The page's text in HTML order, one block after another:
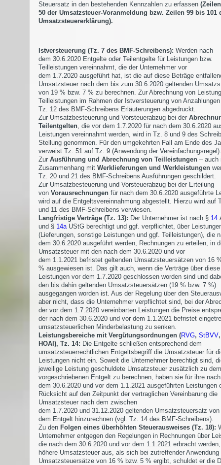
Steuersatz in den bestehenden Kennzahlen zu erfassen
50 der Umsatzsteuer-Voranmeldung bzw. Zeilen 99 bis 101
Umsatzsteuererklärung).
Istversteuerung (Tz. 7 des BMF-Schreibens): Werden nach
dem 30.6.2020 Entgelte oder Teilentgelte für Leistungen bzw.
Teilleistungen vereinnahmt, die der Unternehmer vor
dem 1.7.2020 ausgeführt hat, ist die auf diese Beträge
Umsatzsteuer nach dem bis zum 30.6.2020 geltenden
von 19 % bzw. 7 % zu berechnen. Zur Abrechnung von
Teilleistungen im Rahmen der Istversteuerung von
Tz. 12 des BMF-Schreibens Erläuterungen abgedruckt.
Zur Umsatzbesteuerung und Vorsteuerabzug bei der
Teilentgelten, die vor dem 1.7.2020 für nach dem 30.6.2020
Leistungen vereinnahmt werden, wird in Tz. 8 und 9 des
Stellung genommen. Für den umgekehrten Fall am Ende des
verweist Tz. 51 auf Tz. 9 (Anwendung der Vereinfachungsregel).
Zur Ausführung und Abrechnung von Teilleistungen – auch
Zusammenhang mit Werklieferungen und Werkleistungen
Tz. 20 und 21 des BMF-Schreibens Ausführungen geschildert.
Zur Umsatzbesteuerung und Vorsteuerabzug bei der Erteilung
von Vorausrechnungen für nach dem 30.6.2020 ausgeführte
wird auf die Entgeltsvereinnahmung abgestellt. Hierzu wird auf
und 11 des BMF-Schreibens verwiesen.
Langfristige Verträge (Tz. 13): Der Unternehmer ist nach § 14
und § 14aUStG berechtigt und ggf. verpflichtet, über
(Lieferungen, sonstige Leistungen und ggf. Teilleistungen), die
dem 30.6.2020 ausgeführt werden, Rechnungen zu erteilen, in
Umsatzsteuer mit den nach dem 30.6.2020 und vor
dem 1.1.2021 befristet geltenden Umsatzsteuersätzen von 16
% ausgewiesen ist. Das gilt auch, wenn die Verträge über diese
Leistungen vor dem 1.7.2020 geschlossen worden sind und
den bis dahin geltenden Umsatzsteuersätzen (19 % bzw. 7 %)
ausgegangen worden ist. Aus der Regelung über den
aber nicht, dass die Unternehmer verpflichtet sind, bei der
der vor dem 1.7.2020 vereinbarten Leistungen die Preise
der nach dem 30.6.2020 und vor dem 1.1.2021 befristet
umsatzsteuerlichen Minderbelastung zu senken.
Leistungsbereiche mit Vergütungsordnungen (RVG, StBVV
HOAI), Tz. 14: Die Entgelte schließen entsprechend dem
umsatzsteuerrechtlichen Entgeltsbegriff die Umsatzsteuer für
Leistungen nicht ein. Soweit die Unternehmer berechtigt sind,
jeweilige Leistung geschuldete Umsatzsteuer zusätzlich zu dem
vorgeschriebenen Entgelt zu berechnen, haben sie für ihre nach
dem 30.6.2020 und vor dem 1.1.2021 ausgeführten Leistungen
Rücksicht auf den Zeitpunkt der vertraglichen Vereinbarung die
Umsatzsteuer nach dem zwischen
dem 1.7.2020 und 31.12.2020 geltenden Umsatzsteuersatz
dem Entgelt hinzurechnen (vgl. Tz. 14 des BMF-Schreibens).
Zu den Folgen eines überhöhten Steuerausweises (Tz. 18):
Unternehmer entgegen den Regelungen in Rechnungen über
die nach dem 30.6.2020 und vor dem 1.1.2021 erbracht
höhere Umsatzsteuer aus, als sich bei zutreffender Anwendung
Umsatzsteuersätze von 16 % bzw. 5 % ergibt, schuldet er die